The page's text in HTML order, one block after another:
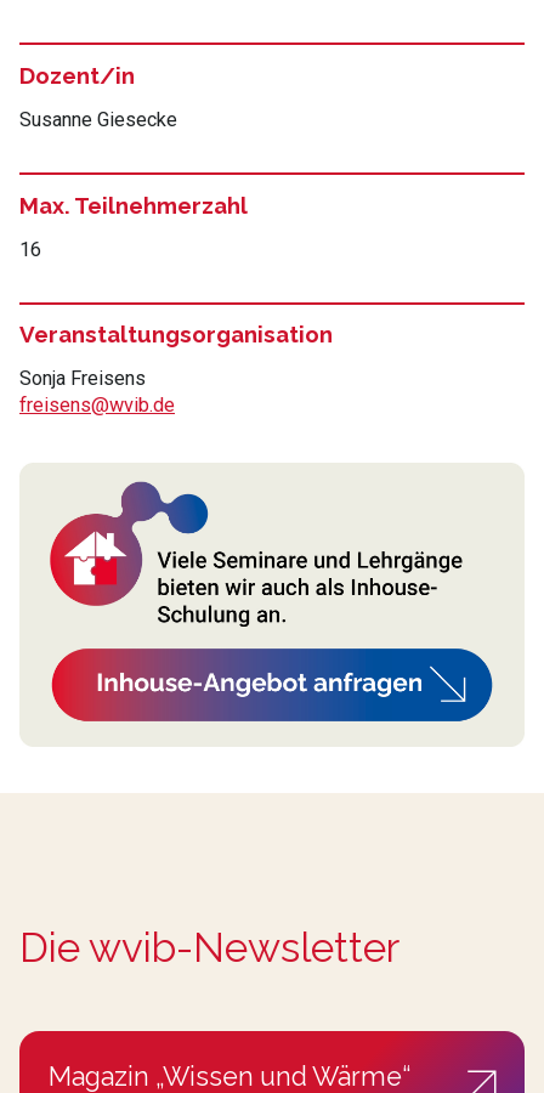
Dozent/in
Susanne Giesecke
Max. Teilnehmerzahl
16
Veranstaltungsorganisation
Sonja Freisens
freisens@wvib.de
Die wvib-Newsletter
Magazin „Wissen und Wärme“